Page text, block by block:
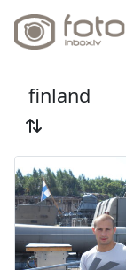
finland